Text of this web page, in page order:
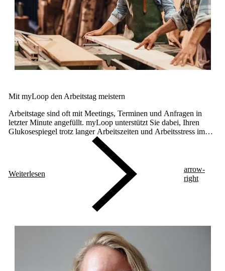
Mit myLoop den Arbeitstag meistern
Arbeitstage sind oft mit Meetings, Terminen und Anfragen in
letzter Minute angefüllt. myLoop unterstützt Sie dabei, Ihren
Glukosespiegel trotz langer Arbeitszeiten und Arbeitsstress im
Weiterlesen
arrow-
right